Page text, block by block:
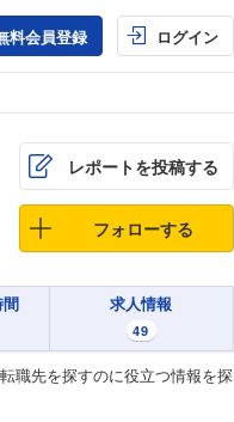
料会員登録 ログイン
レポートを投稿する
フォローする
求人情報
49
職先を探すのに役立つ情報を探